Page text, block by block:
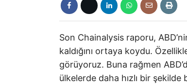
Son Chainalysis raporu,
kaldığını ortaya koydu.
görüyoruz. Buna rağmen
ülkelerde daha hızlı bir